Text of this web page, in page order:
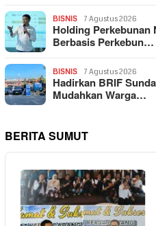
BISNIS 7 Agustus 2026
Holding
Berbasis Perkebun…
BISNIS 7 Agustus 2026
Hadirkan BRIF
Mudahkan Warga…
BERITA SUMUT